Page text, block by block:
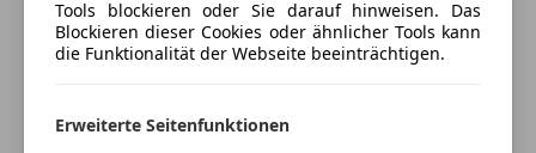
Geschwindigkeits-begrenzungsanlage
Isofix
LED-Tagfahrlicht
MOTOR GETRIEBE & FAHRWERK
Dynamische Stabilitäts-Control (DSC)
Versicherungsschutz an Ihre Bedürfnisse
anpassen
Auto einfach online versichern & Rabatt holen
Tools blockieren oder Sie darauf hinweisen. Das
Blockieren dieser Cookies oder ähnlicher Tools kann
die Funktionalität der Webseite beeinträchtigen.
Erweiterte Seitenfunktionen